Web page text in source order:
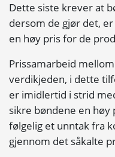
Dette siste krever at
dersom de gjør det,
en høy pris for de
Prissamarbeid
verdikjeden, i dette
er imidlertid i strid
sikre bøndene en
følgelig et unntak fra
gjennom det såkalte